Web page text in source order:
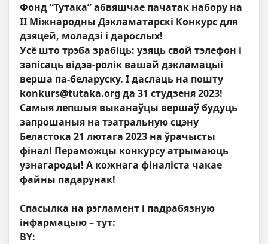
Фонд “Тутака” абвяшчае пачатак набору на
ІІ Міжнародны Дэкламатарскі Конкурс для
дзяцей, моладзі і дарослых!
Усё што трэба зрабіць: узяць свой тэлефон і
запісаць відэа-ролік вашай дэкламацыі
верша па-беларуску. І даслаць на пошту
konkurs@tutaka.org да 31 студзеня 2023!
Самыя лепшыя выканаўцы вершаў будуць
запрошаныя на тэатральную сцэну
Беластока 21 лютага 2023 на ўрачысты
фінал! Пераможцы конкурсу атрымаюць
узнагароды! А кожнага фіналіста чакае
файны падарунак!
Спасылка на рэгламент і падрабязную
інфармацыю – тут:
BY: